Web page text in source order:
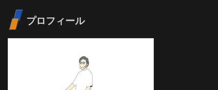
プロフィール